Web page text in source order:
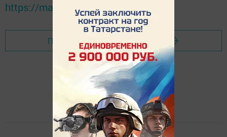
https://max.ru/tatmedia
Перейти на страницу новости